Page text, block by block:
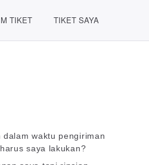
TIKET TIKET SAYA
waktu pengiriman
saya lakukan?